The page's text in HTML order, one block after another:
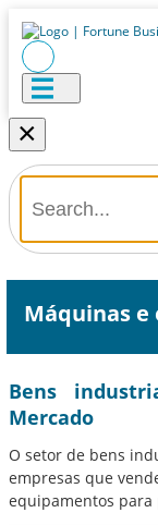
×
Máquinas
Bens
Mercado
O setor de bens
empresas que
equipamentos